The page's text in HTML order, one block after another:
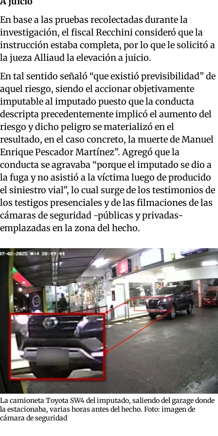
En base a las pruebas recolectadas durante la
investigación, el fiscal Recchini consideró que la
instrucción estaba completa, por lo que le solicitó a
la jueza Alliaud la elevación a juicio.
En tal sentido señaló “que existió previsibilidad” de
aquel riesgo, siendo el accionar objetivamente
imputable al imputado puesto que la conducta
descripta precedentemente implicó el aumento del
riesgo y dicho peligro se materializó en el
resultado, en el caso concreto, la muerte de Manuel
Enrique Pescador Martínez”. Agregó que la
conducta se agravaba “porque el imputado se dio a
la fuga y no asistió a la víctima luego de producido
el siniestro vial”, lo cual surge de los testimonios de
los testigos presenciales y de las filmaciones de las
cámaras de seguridad -públicas y privadas-
emplazadas en la zona del hecho.
La camioneta Toyota SW4 del imputado, saliendo del garage donde
la estacionaba, varias horas antes del hecho. Foto: imagen de
cámara de seguridad